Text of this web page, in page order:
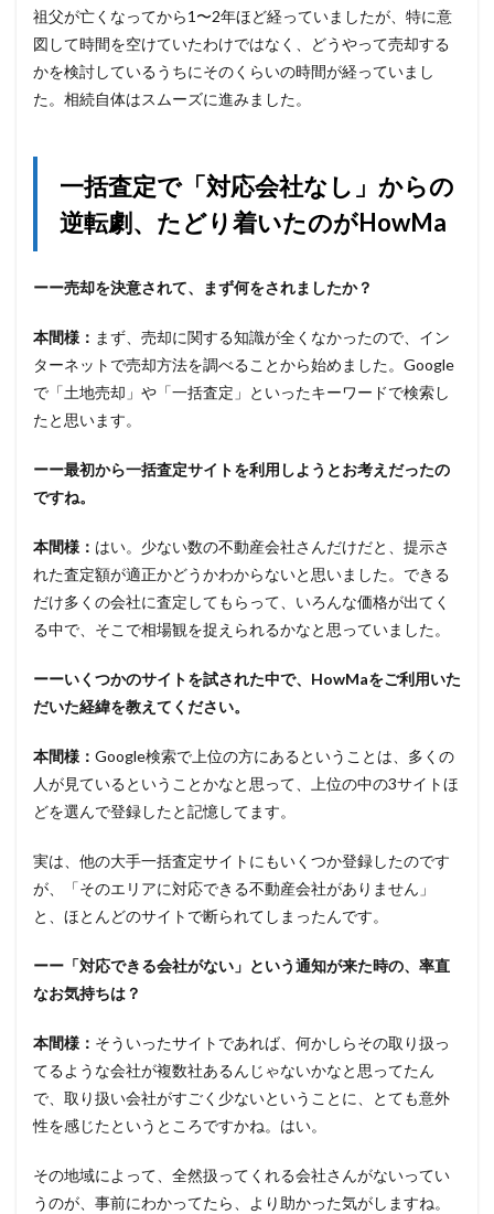
祖父が亡くなってから1〜2年ほど経っていましたが、特に意
図して時間を空けていたわけではなく、どうやって売却する
かを検討しているうちにそのくらいの時間が経っていまし
た。相続自体はスムーズに進みました。
一括査定で「対応会社なし」からの
逆転劇、たどり着いたのがHowMa
ーー売却を決意されて、まず何をされましたか？
本間様： まず、売却に関する知識が全くなかったので、イン
ターネットで売却方法を調べることから始めました。Google
で「土地売却」や「一括査定」といったキーワードで検索し
たと思います。
ーー最初から一括査定サイトを利用しようとお考えだったの
ですね。
本間様： はい。少ない数の不動産会社さんだけだと、提示さ
れた査定額が適正かどうかわからないと思いました。できる
だけ多くの会社に査定してもらって、いろんな価格が出てく
る中で、そこで相場観を捉えられるかなと思っていました。
ーーいくつかのサイトを試された中で、HowMaをご利用いた
だいた経緯を教えてください。
本間様： Google検索で上位の方にあるということは、多くの
人が見ているということかなと思って、上位の中の3サイトほ
どを選んで登録したと記憶してます。
実は、他の大手一括査定サイトにもいくつか登録したのです
が、「そのエリアに対応できる不動産会社がありません」
と、ほとんどのサイトで断られてしまったんです。
ーー「対応できる会社がない」という通知が来た時の、率直
なお気持ちは？
本間様： そういったサイトであれば、何かしらその取り扱っ
てるような会社が複数社あるんじゃないかなと思ってたん
で、取り扱い会社がすごく少ないということに、とても意外
性を感じたというところですかね。はい。
その地域によって、全然扱ってくれる会社さんがないってい
うのが、事前にわかってたら、より助かった気がしますね。